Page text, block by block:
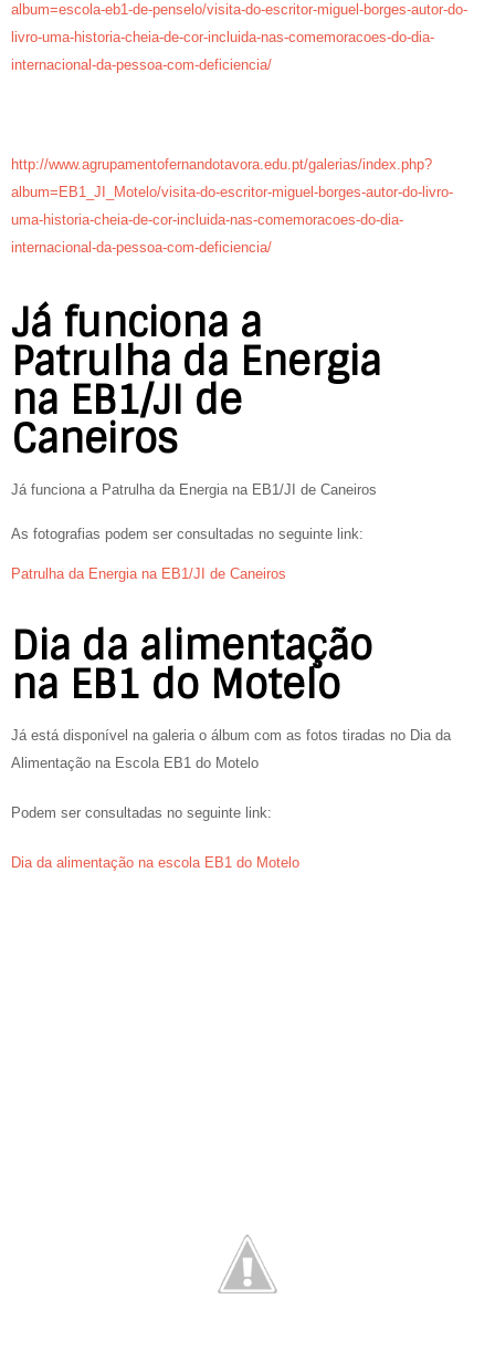
album=escola-eb1-de-penselo/visita-do-escritor-miguel-borges-autor-do-
livro-uma-historia-cheia-de-cor-incluida-nas-comemoracoes-do-dia-
internacional-da-pessoa-com-deficiencia/
http://www.agrupamentofernandotavora.edu.pt/galerias/index.php?
album=EB1_JI_Motelo/visita-do-escritor-miguel-borges-autor-do-livro-
uma-historia-cheia-de-cor-incluida-nas-comemoracoes-do-dia-
internacional-da-pessoa-com-deficiencia/
Já funciona a
Patrulha da Energia
na EB1/JI de
Caneiros
Já funciona a Patrulha da Energia na EB1/JI de Caneiros
As fotografias podem ser consultadas no seguinte link:
Patrulha da Energia na EB1/JI de Caneiros
Dia da alimentação
na EB1 do Motelo
Já está disponível na galeria o álbum com as fotos tiradas no Dia da
Alimentação na Escola EB1 do Motelo
Podem ser consultadas no seguinte link:
Dia da alimentação na escola EB1 do Motelo